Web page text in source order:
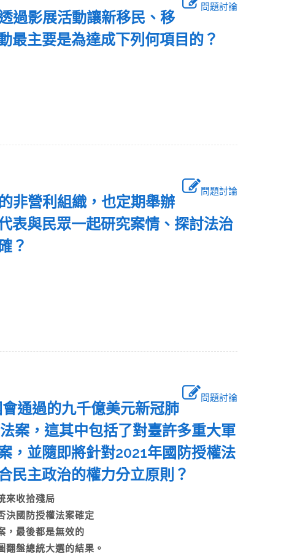
問題討論
過影展活動讓新移民、移
最主要是為達成下列何項目的？
問題討論
非營利組織，也定期舉辦
表與民眾一起研究案情、探討法治
？
問題討論
通過的九千億美元新冠肺
案，這其中包括了對臺許多重大軍
，並隨即將針對2021年國防授權法
民主政治的權力分立原則？
來收拾殘局
決國防授權法案確定
，最後都是無效的
盤總統大選的結果。